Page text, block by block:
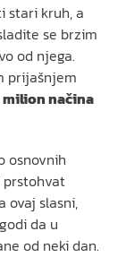
stari kruh, a
se brzim
od njega.
prijašnjem
načina
osnovnih
prstohvat
ovaj slasni,
da u
od neki dan.